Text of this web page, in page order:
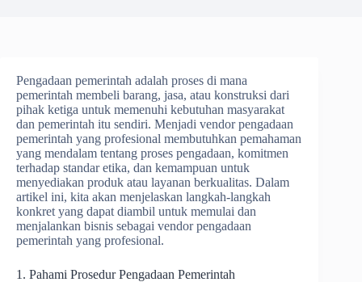
Pengadaan pemerintah adalah proses di mana
pemerintah membeli barang, jasa, atau konstruksi dari
pihak ketiga untuk memenuhi kebutuhan masyarakat
dan pemerintah itu sendiri. Menjadi vendor pengadaan
pemerintah yang profesional membutuhkan pemahaman
yang mendalam tentang proses pengadaan, komitmen
terhadap standar etika, dan kemampuan untuk
menyediakan produk atau layanan berkualitas. Dalam
artikel ini, kita akan menjelaskan langkah-langkah
konkret yang dapat diambil untuk memulai dan
menjalankan bisnis sebagai vendor pengadaan
pemerintah yang profesional.
1. Pahami Prosedur Pengadaan Pemerintah